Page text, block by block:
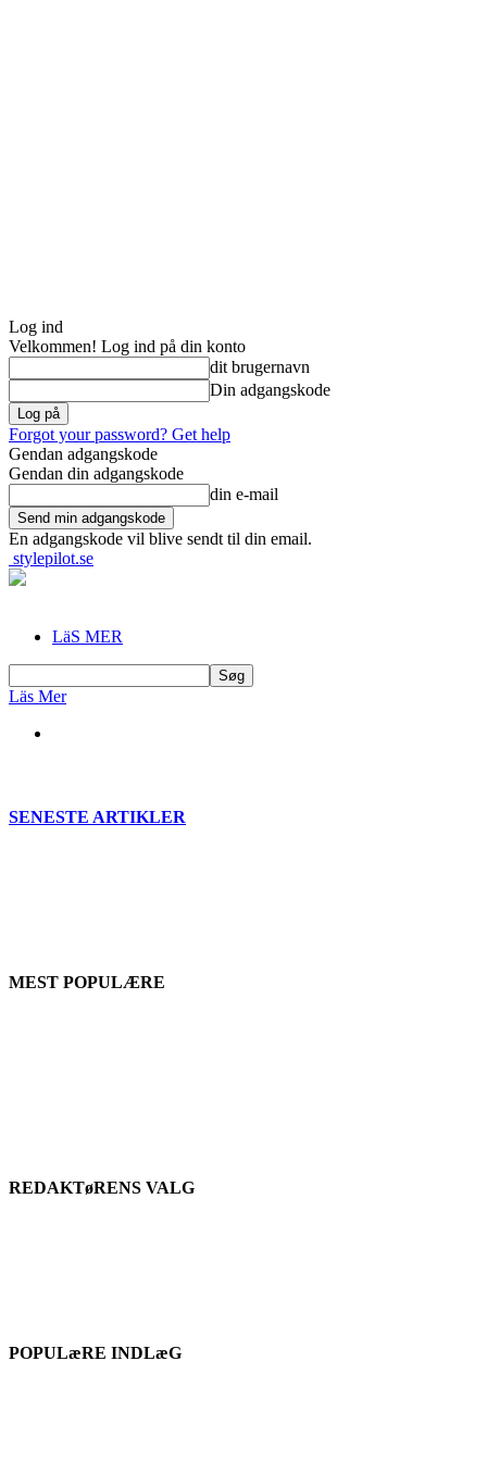
Log ind
Velkommen! Log ind på din konto
dit brugernavn
Din adgangskode
Forgot your password? Get help
Gendan adgangskode
Gendan din adgangskode
din e-mail
En adgangskode vil blive sendt til din email.
stylepilot.se
LäS MER
Läs Mer
SENESTE ARTIKLER
MEST POPULÆRE
REDAKTøRENS VALG
POPULæRE INDLæG